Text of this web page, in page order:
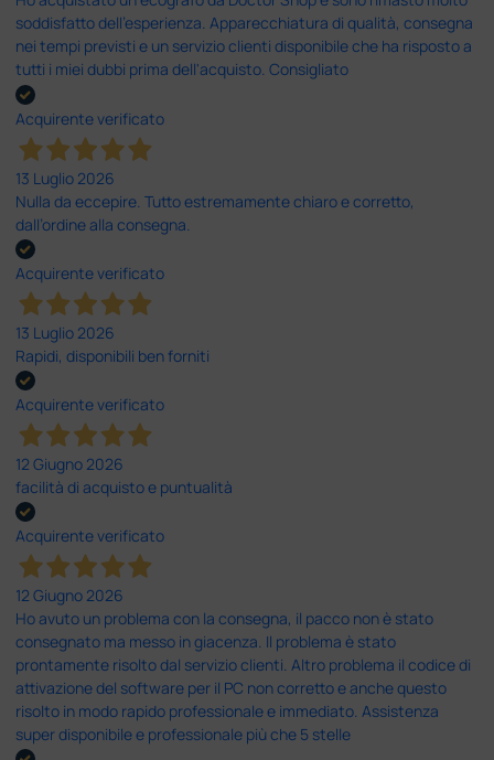
soddisfatto dell'esperienza. Apparecchiatura di qualità, consegna
nei tempi previsti e un servizio clienti disponibile che ha risposto a
tutti i miei dubbi prima dell'acquisto. Consigliato
Acquirente verificato
13 Luglio 2026
Nulla da eccepire. Tutto estremamente chiaro e corretto,
dall’ordine alla consegna.
Acquirente verificato
13 Luglio 2026
Rapidi, disponibili ben forniti
Acquirente verificato
12 Giugno 2026
facilità di acquisto e puntualità
Acquirente verificato
12 Giugno 2026
Ho avuto un problema con la consegna, il pacco non è stato
consegnato ma messo in giacenza. Il problema è stato
prontamente risolto dal servizio clienti. Altro problema il codice di
attivazione del software per il PC non corretto e anche questo
risolto in modo rapido professionale e immediato. Assistenza
super disponibile e professionale più che 5 stelle